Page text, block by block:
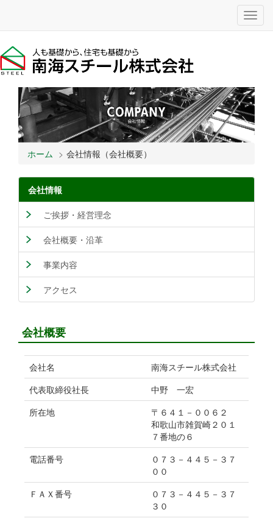
ホーム 会社情報（会社概要）
会社情報
ご挨拶・経営理念
会社概要・沿革
事業内容
アクセス
会社概要
会社名
南海スチール株式会社
代表取締役社長
中野 一宏
所在地
〒６４１－００６２
和歌山市雑賀崎２０１
７番地の６
電話番号
０７３－４４５－３７
００
ＦＡＸ番号
０７３－４４５－３７
３０